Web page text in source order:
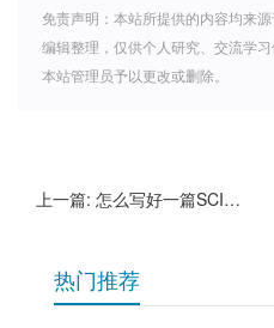
免责声明：本站所提供的内容均来
编辑整理，仅供个人研究、交流学
本站管理员予以更改或删除。
上一篇: 怎么写好一篇SCI的投稿信呢？
热门推荐